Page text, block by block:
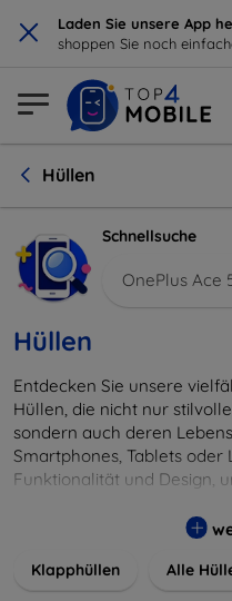
× Laden Sie unsere App
shoppen Sie noch
Hüllen
Schnellsuche
OnePlus Ace
Hüllen
Entdecken Sie unsere
Hüllen, die nicht nur
sondern auch deren
Smartphones, Tablets
Funktionalität und Design,
Farben, um Ihren
Klapphüllen Alle